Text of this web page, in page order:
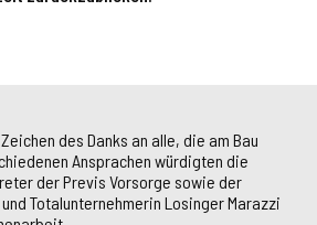
des Danks an alle, die am Bau
Ansprachen würdigten die
der Previs Vorsorge sowie der
Totalunternehmerin Losinger Marazzi